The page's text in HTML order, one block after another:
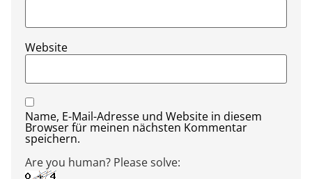
Website
Name, E-Mail-Adresse und Website in diesem
Browser für meinen nächsten Kommentar
speichern.
Are you human? Please solve: